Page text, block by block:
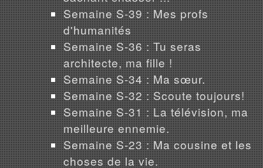
Semaine S-39 : Mes profs
d'humanités
Semaine S-36 : Tu seras
architecte, ma fille !
Semaine S-34 : Ma sœur.
Semaine S-32 : Scoute toujours!
Semaine S-31 : La télévision, ma
meilleure ennemie.
Semaine S-23 : Ma cousine et les
choses de la vie.